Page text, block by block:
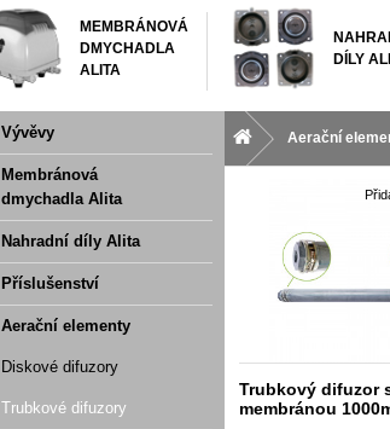
MEMBRÁNOVÁ
DMYCHADLA
ALITA
DÍLY
Vývěvy
Membránová
dmychadla Alita
Nahradní díly Alita
Příslušenství
Aerační elementy
Diskové difuzory
Trubkové difuzory
Aerační
Trubkový difuzor
membránou